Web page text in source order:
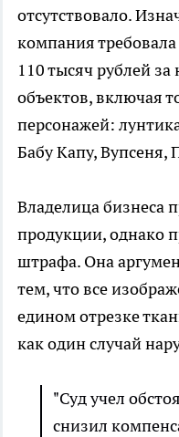
отсутствовало.
компания
110 тысяч рублей
объектов, включая
персонажей:
Бабу Капу, Вупсеня,
Владелица бизнеса
продукции, однако
штрафа. Она
тем, что все
едином отрезке
как один случай
"Суд учел
снизил